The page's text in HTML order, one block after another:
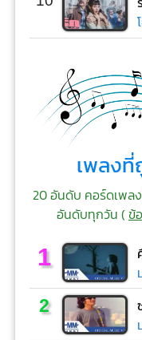
เพลง
20 อันดับ คอร์ดเพล
อันดับทุกวัน (ข้
1
2